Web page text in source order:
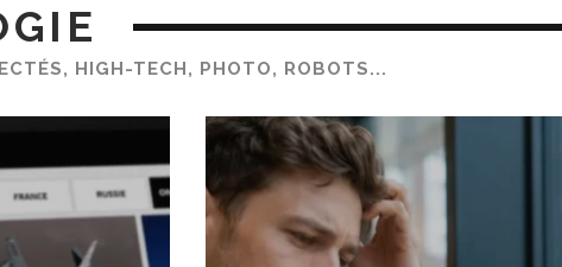
HIGH-TECH, PHOTO, ROBOTS...